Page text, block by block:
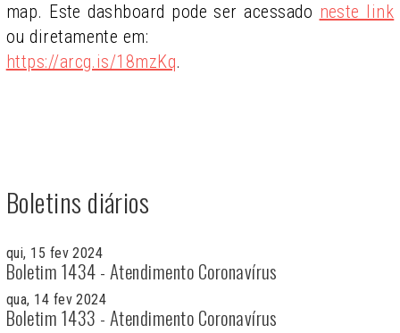
map. Este dashboard pode ser acessado neste link
ou diretamente em:
https://arcg.is/18mzKq.
Boletins diários
qui, 15 fev 2024
Boletim 1434 - Atendimento Coronavírus
qua, 14 fev 2024
Boletim 1433 - Atendimento Coronavírus